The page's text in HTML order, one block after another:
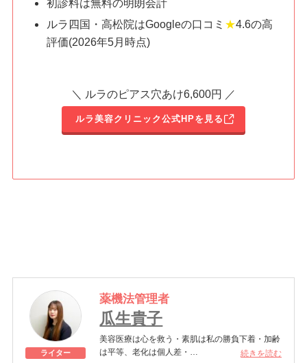
初診料は無料の明朗会計
ルラ四国・高松院はGoogleの口コミ ★4.6の高
評価(2026年5月時点)
＼ ルラのピアス穴あけ6,600円 ／
ルラ美容クリニック公式HPを見る
ライター
薬機法管理者
瓜生貴子
美容医療は心を救う・素肌は私の勝負下着・加齢
は平等、老化は個人差・
続きを読む